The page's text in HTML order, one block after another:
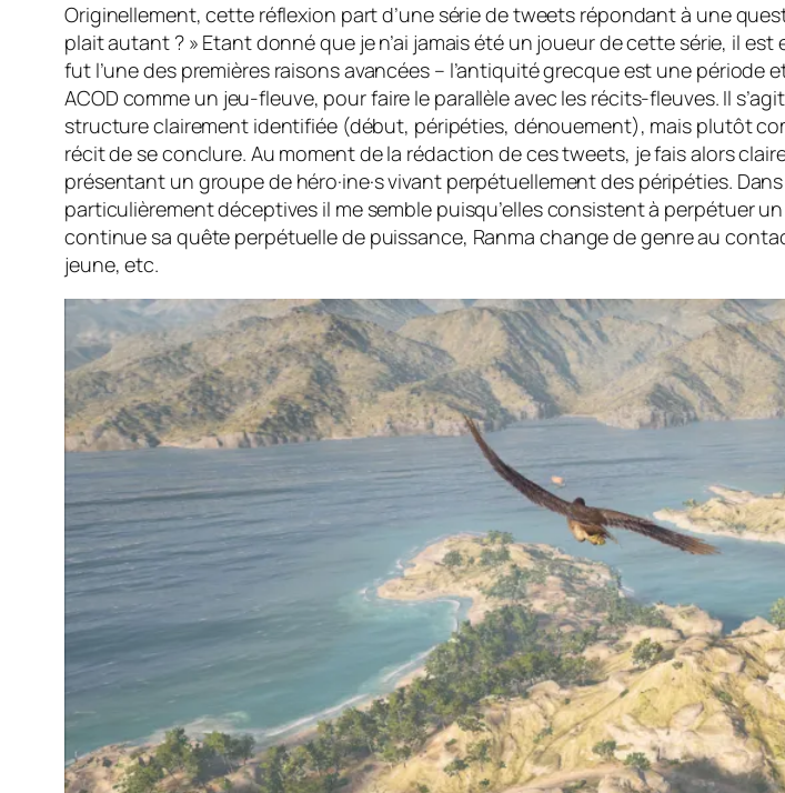
Originellement, cette réflexion part d’une série de tweets répondant à une
plait autant ? » Etant donné que je n’ai jamais été un joueur de cette série, il
fut l’une des premières raisons avancées – l’antiquité grecque est une
ACOD comme un jeu-fleuve, pour faire le parallèle avec les récits-fleuves. Il
structure clairement identifiée (début, péripéties, dénouement), mais plutôt
récit de se conclure. Au moment de la rédaction de ces tweets, je fais alors
présentant un groupe de héro·ine·s vivant perpétuellement des péripéties.
particulièrement déceptives il me semble puisqu’elles consistent à perpétuer un
continue sa quête perpétuelle de puissance, Ranma change de genre au
jeune, etc.